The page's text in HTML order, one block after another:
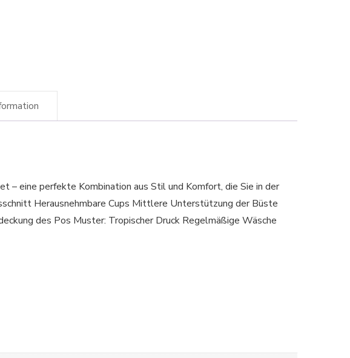
– eine perfekte Kombination aus Stil und Komfort, die Sie in der
Herausnehmbare Cups Mittlere Unterstützung der Büste
des Pos Muster: Tropischer Druck Regelmäßige Wäsche